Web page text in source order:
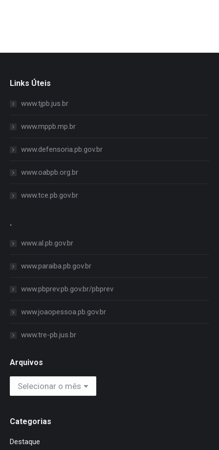
Links Úteis
www.tjpb.jus.br
www.mppb.mp.br
www.defensoria.pb.gov.br
www.oabpb.org.br
www.tce.pb.gov.br
.
www.al.pb.gov.br
www.paraiba.pb.gov.br
www.pbprev.pb.gov.br/pbprev
www.joaopessoa.pb.gov.br
www.tre-pb.jus.br
Arquivos
Arquivos
Categorias
Destaque